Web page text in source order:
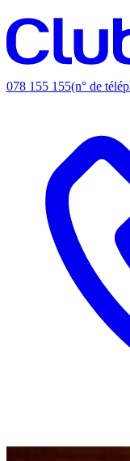
078 155 155(n° de